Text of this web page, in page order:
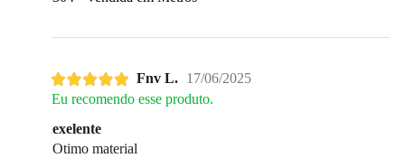
Fnv L.
17/06/2025
Eu recomendo esse produto.
exelente
Otimo material